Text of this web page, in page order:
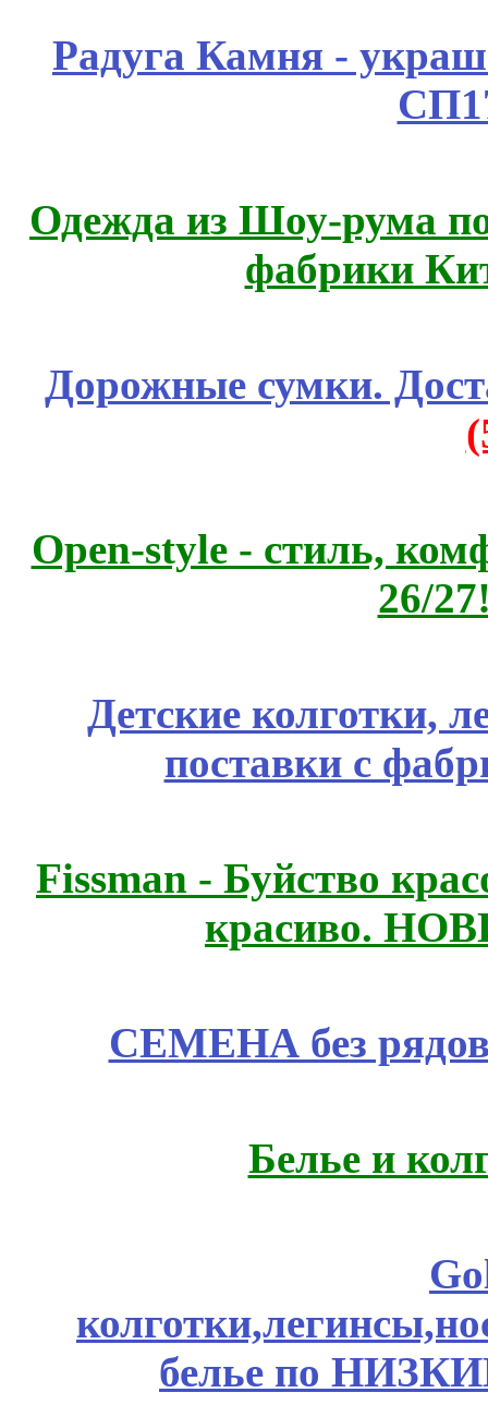
Радуга Камня -
Одежда из Шоу-рума
фабрики
Дорожные сумки.
Open-style - стиль,
26/
Детские колготки,
поставки с
Fissmаn - Буйство
красиво.
СЕМЕНА без
Белье и
белье по